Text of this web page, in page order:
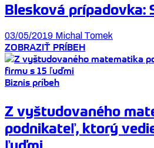
Blesková prípadovka:
03/05/2019 Michal Tomek
ZOBRAZIŤ PRÍBEH
Biznis príbeh
Z vyštudovaného
podnikateľ, ktorý